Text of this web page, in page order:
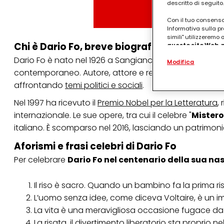
Chi è Dario Fo, breve biografia
Dario Fo è nato nel 1926 a Sangiano, in Lombardia:
contemporaneo. Autore, attore e regista, ha
affrontando temi politici e sociali.
Nel 1997 ha ricevuto il Premio Nobel per la Letteratura,
internazionale. Le sue opere, tra cui il celebre "
italiano. È scomparso nel 2016, lasciando un
Aforismi e frasi celebri di Dario Fo
Per celebrare Dario Fo nel centenario della sua
Il riso è sacro. Quando un bambino fa la prima
L’uomo senza idee, come diceva Voltaire, è un
La vita è una meravigliosa occasione fugace
descritto di seguito.
Con il tuo
Informativa sulla
simili" utilizzeremo
questo sito
.
(rispettivamente
terzi, conservare
misurare e
Puoi trovare
collegata nel piè di
collegata nel piè di
periodo di
"modifica" di
Se fai clic su
per uno o più degli
tuoi dati personali
necessari per
Modifica